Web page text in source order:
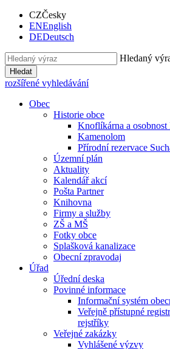
CZČesky
ENEnglish
DEDeutsch
Hledaný
Hledat
rozšířené vyhledávání
Obec
Historie obce
Knoflíkárna a osobnost
Kamenolom
Přírodní rezervace
Územní plán
Aktuality
Kalendář akcí
Pošta Partner
Knihovna
Firmy a služby
ZŠ a MŠ
Fotky obce
Splašková kanalizace
Obecní zpravodaj
Úřad
Úřední deska
Povinné informace
Informační systém
Veřejně přístupné
rejstříky
Veřejné zakázky
Vyhlášené výzvy